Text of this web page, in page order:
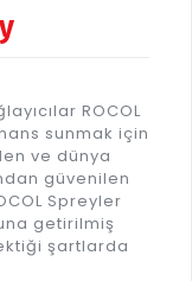
ROCOL
sunmak için
ve dünya
güvenilen
Spreyler
getirilmiş
şartlarda